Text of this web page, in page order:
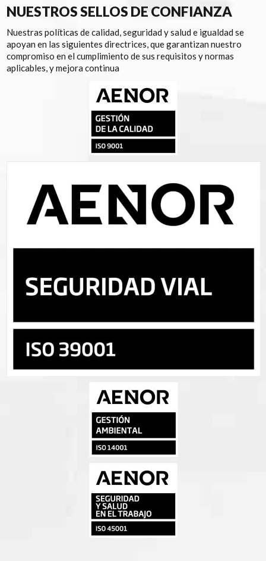
NUESTROS SELLOS DE CONFIANZA
Nuestras políticas de calidad, seguridad y salud e igualdad se
apoyan en las siguientes directrices, que garantizan nuestro
compromiso en el cumplimiento de sus requisitos y normas
aplicables, y mejora continua